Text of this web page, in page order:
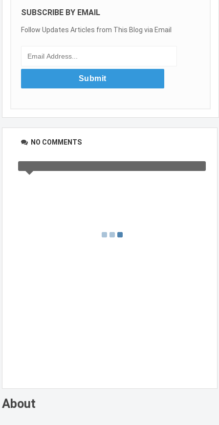
SUBSCRIBE BY EMAIL
Follow Updates Articles from This Blog via Email
NO COMMENTS
About